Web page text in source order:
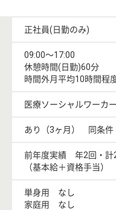
正社員(日勤のみ)
09:00〜17:00
休憩時間(日勤)60分
時間外月平均10時間程
医療ソーシャルワーカ
あり（3ヶ月） 同条件
前年度実績 年2回・計
（基本給＋資格手当）
単身用 なし
家庭用 なし